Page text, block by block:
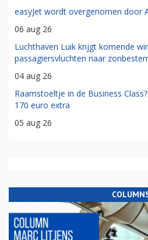
easyJet wordt overgenomen door
06 aug 26
Luchthaven Luik krijgt komende
passagiersvluchten naar
04 aug 26
Raamstoeltje in de Business
170 euro extra
05 aug 26